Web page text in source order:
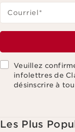
Courriel*
Veuillez
infolettres de
désinscrire à
Les Plus